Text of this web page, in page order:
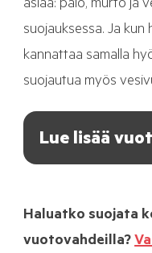
asiaa: palo, murto ja
suojauksessa. Ja
kannattaa samalla
suojautua myös
Lue lisää
Haluatko suojata
vuotovahdeilla?